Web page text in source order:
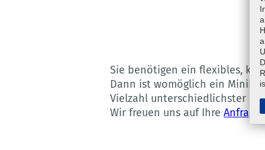
Sie benötigen ein flexibles,
Dann ist womöglich ein
Vielzahl unterschiedlichster
Wir freuen uns auf IhreAnfrage!